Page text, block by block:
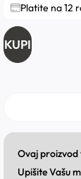
Platite na 12
KUPI
Ovaj proizvod
Upišite Vašu